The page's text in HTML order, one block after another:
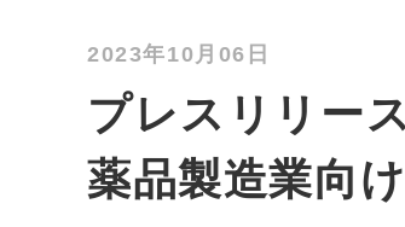
2023年10月06日
プレスリリー
薬品製造業向